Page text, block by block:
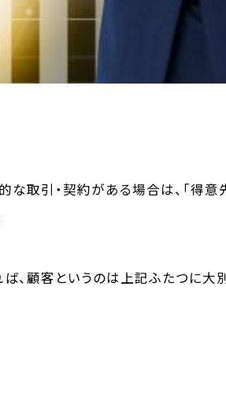
な取引・契約がある場合は、「得意
、顧客というのは上記ふたつに大